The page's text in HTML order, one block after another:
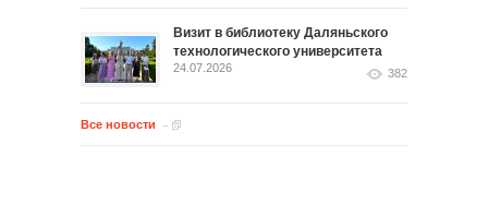
Визит в библиотеку Даляньского
технологического университета
24.07.2026 382
Все новости